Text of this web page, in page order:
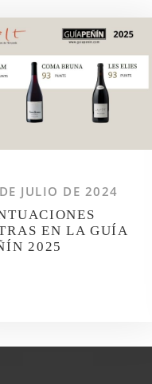
JULIO DE 2024
EN LA GUÍA
2025